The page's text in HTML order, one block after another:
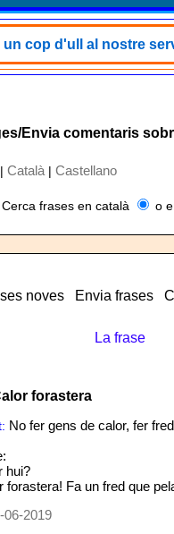
un cop d'ull al nostre
Envia comentaris
| Català | Castellano
Cerca frases en català o
noves Envia frases
La frase
forastera
No fer gens de calor, fer
hui?
forastera! Fa un fred que
06-2019